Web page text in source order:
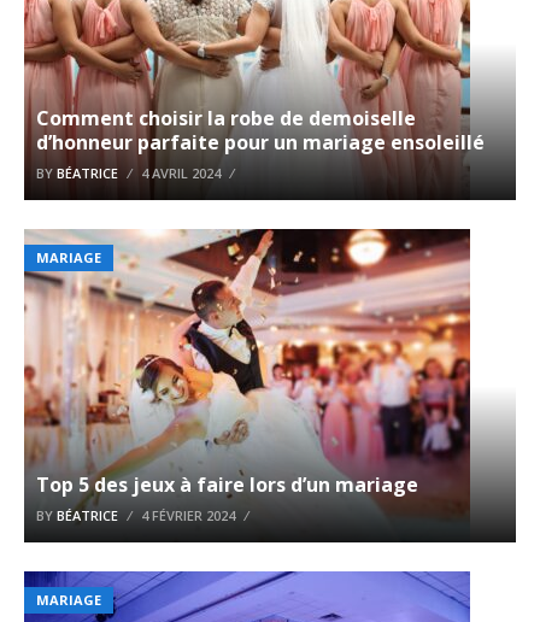
Comment choisir la robe de demoiselle
d’honneur parfaite pour un mariage ensoleillé
BY BÉATRICE 4 AVRIL 2024
MARIAGE
Top 5 des jeux à faire lors d’un mariage
BY BÉATRICE 4 FÉVRIER 2024
MARIAGE